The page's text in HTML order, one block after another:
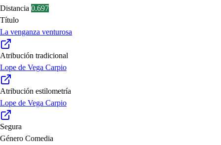
Distancia 0.697
Título
La venganza venturosa
Atribución tradicional
Lope de Vega Carpio
Atribución estilometría
Lope de Vega Carpio
Segura
Género Comedia